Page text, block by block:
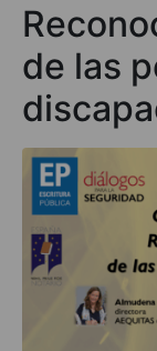
de las